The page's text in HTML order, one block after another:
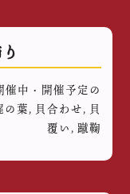
催中・開催予定の
の葉, 貝合わせ, 貝
覆い , 蹴鞠